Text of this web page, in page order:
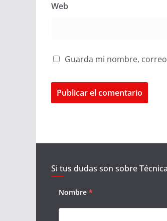
Web
Guarda mi nombre,
Si tus dudas son sobre
Nombre *